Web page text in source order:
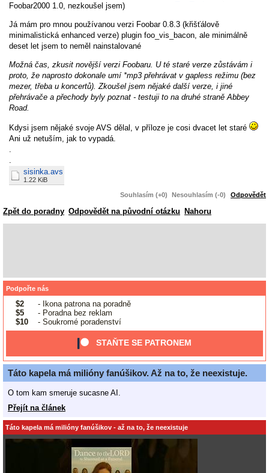
Foobar2000 1.0, nezkoušel jsem)
Já mám pro mnou používanou verzi Foobar 0.8.3 (křišťálově
minimalistická enhanced verze) plugin foo_vis_bacon, ale minimálně
deset let jsem to neměl nainstalované
Možná čas, zkusit novější verzi Foobaru. U té staré verze zůstávám i
proto, že naprosto dokonale umí *mp3 přehrávat v gapless režimu (bez
mezer, třeba u koncertů). Zkoušel jsem nějaké další verze, i jiné
přehrávače a přechody byly poznat - testuji to na druhé straně Abbey
Road.
Kdysi jsem nějaké svoje AVS dělal, v příloze je cosi dvacet let staré
Ani už netuším, jak to vypadá.
sisinka.avs
1.22 KiB
Souhlasím (+0) Nesouhlasím (-0) Odpovědět
Zpět do poradny Odpovědět na původní otázku Nahoru
Podpořte nás
$2
- Ikona patrona na poradně
$5
- Poradna bez reklam
$10
- Soukromé poradenství
STAŇTE SE PATRONEM
Táto kapela má milióny fanúšikov. Až na to, že neexistuje.
O tom kam smeruje sucasne AI.
Přejít na článek
Táto kapela má milióny fanúšikov - až na to, že neexistuje